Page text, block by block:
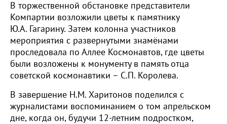
В торжественной обстановке представители
Компартии возложили цветы к памятнику
Ю.А. Гагарину. Затем колонна участников
мероприятия с развернутыми знамёнами
проследовала по Аллее Космонавтов, где цветы
были возложены к монументу в память отца
советской космонавтики – С.П. Королева.
В завершение Н.М. Харитонов поделился с
журналистами воспоминанием о том апрельском
дне, когда он, будучи 12-летним подростком,